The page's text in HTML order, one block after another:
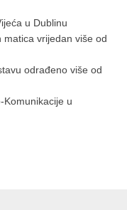
u Dublinu
matica vrijedan više od
odrađeno više od
Komunikacije u